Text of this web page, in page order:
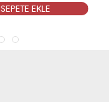
SEPETE EKLE